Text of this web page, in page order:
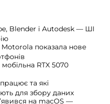
Blender і Autodesk — ШІ
Motorola показала нове
RTX 5070
та які
для збору даних
на macOS —